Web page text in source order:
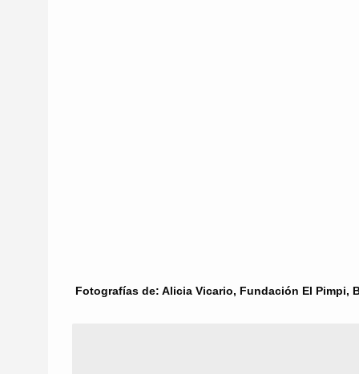
Fotografías de: Alicia Vicario, Fundación El Pimpi,